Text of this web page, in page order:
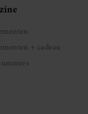
+ cadeau